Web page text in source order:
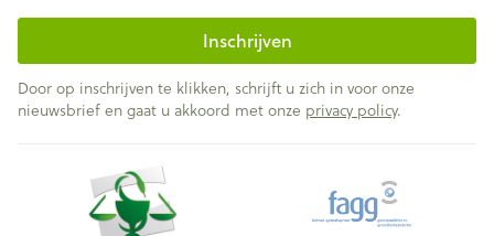
Inschrijven
Door op inschrijven te klikken, schrijft u zich in voor onze
nieuwsbrief en gaat u akkoord met onze privacy policy.